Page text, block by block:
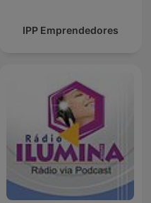
IPP Emprendedores